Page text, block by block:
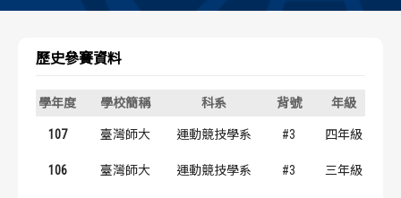
選手資訊
歷屆冠軍
選手資訊
歷屆冠軍
歷史參賽資料
學年度 學校簡稱 科系 背號 年級
107 臺灣師大 運動競技學系 #3 四年級
106 臺灣師大 運動競技學系 #3 三年級